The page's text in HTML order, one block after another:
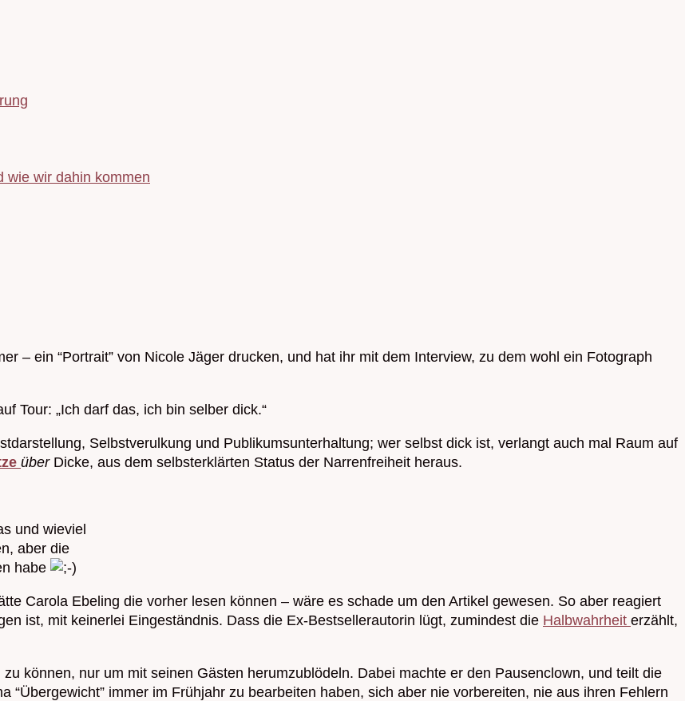
wie wir dahin kommen
– ein “Portrait” von Nicole Jäger drucken, und hat ihr mit dem Interview, zu dem wohl ein Fotograph
Tour: „Ich darf das, ich bin selber dick.“
Selbstverulkung und Publikumsunterhaltung; wer selbst dick ist, verlangt auch mal Raum auf
überDicke, aus dem selbsterklärten Status der Narrenfreiheit heraus.
und wieviel
aber die
habe
Carola Ebeling die vorher lesen können – wäre es schade um den Artikel gewesen. So aber reagiert
ist, mit keinerlei Eingeständnis. Dass die Ex-Bestsellerautorin lügt, zumindest die Halbwahrheit erzählt,
können, nur um mit seinen Gästen herumzublödeln. Dabei machte er den Pausenclown, und teilt die
“Übergewicht” immer im Frühjahr zu bearbeiten haben, sich aber nie vorbereiten, nie aus ihren Fehlern